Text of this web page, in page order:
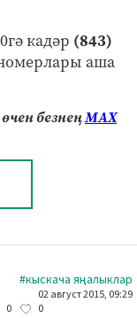
кадәр (843)
аша
безнеңМАХ
#кыскача яңалыклар
02 август 2015, 09:29
0 0